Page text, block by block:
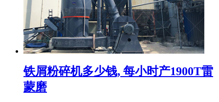
铁屑粉碎机多少钱, 每小时产1900T雷
蒙磨